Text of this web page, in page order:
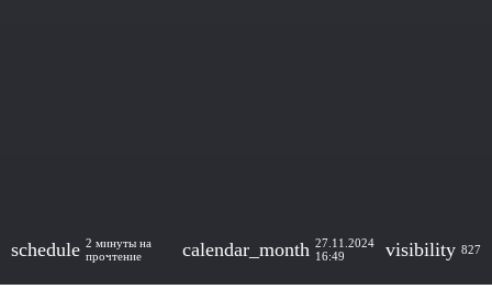
schedule 2 минуты на
прочтение
calendar_month 27.11.2024
16:49
visibility 827